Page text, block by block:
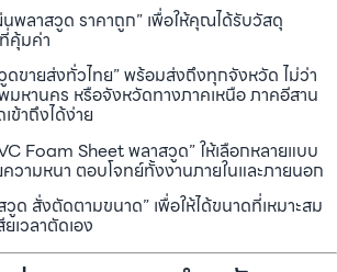
นพลาสวูด ราคาถูก” เพื่อให้คุณได้รับวัสดุ
คุ้มค่า
ดขายส่งทั่วไทย” พร้อมส่งถึงทุกจังหวัด ไม่ว่า
หานคร หรือจังหวัดทางภาคเหนือ ภาคอีสาน
ข้าถึงได้ง่าย
Foam Sheet พลาสวูด” ให้เลือกหลายแบบ
ความหนา ตอบโจทย์ทั้งงานภายในและภายนอก
ด สั่งตัดตามขนาด” เพื่อให้ได้ขนาดที่เหมาะสม
เวลาตัดเอง